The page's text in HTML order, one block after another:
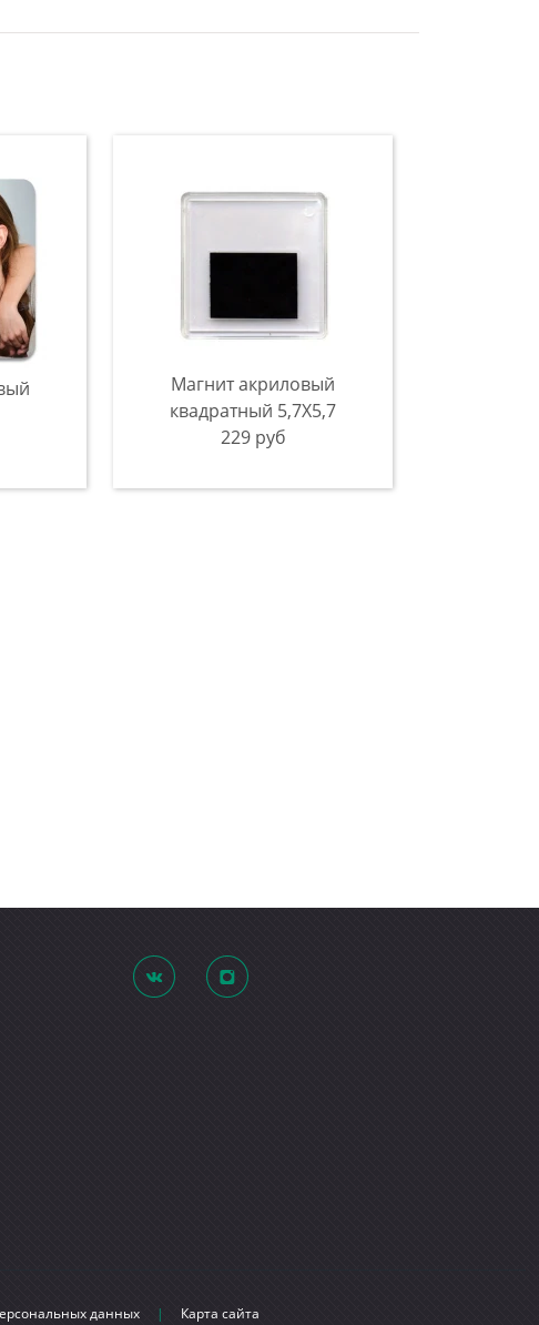
Магнит акриловый
квадратный 5,7Х5,7
229 руб
данных | Карта сайта